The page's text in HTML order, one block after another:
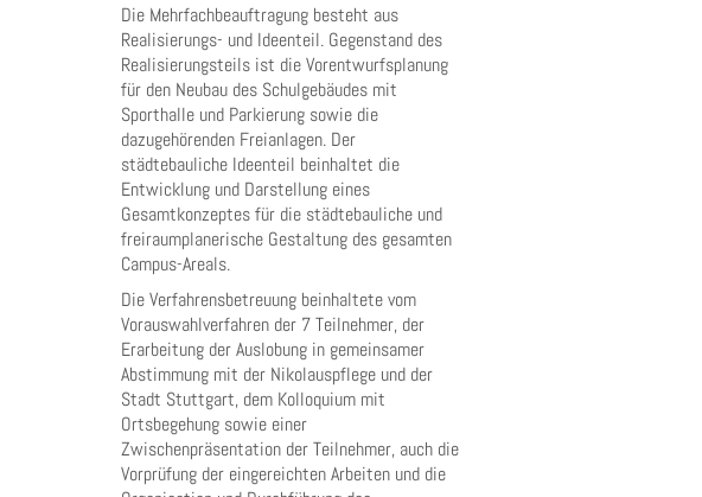
Die Mehrfachbeauftragung besteht aus
Realisierungs- und Ideenteil. Gegenstand des
Realisierungsteils ist die Vorentwurfsplanung
für den Neubau des Schulgebäudes mit
Sporthalle und Parkierung sowie die
dazugehörenden Freianlagen. Der
städtebauliche Ideenteil beinhaltet die
Entwicklung und Darstellung eines
Gesamtkonzeptes für die städtebauliche und
freiraumplanerische Gestaltung des gesamten
Campus-Areals.
Die Verfahrensbetreuung beinhaltete vom
Vorauswahlverfahren der 7 Teilnehmer, der
Erarbeitung der Auslobung in gemeinsamer
Abstimmung mit der Nikolauspflege und der
Stadt Stuttgart, dem Kolloquium mit
Ortsbegehung sowie einer
Zwischenpräsentation der Teilnehmer, auch die
Vorprüfung der eingereichten Arbeiten und die